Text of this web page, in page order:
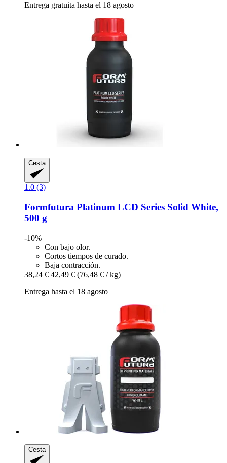
Entrega gratuita hasta el 18 agosto
Cesta
1.0 (3)
Formfutura Platinum LCD Series Solid White,
500 g
-10%
Con bajo olor.
Cortos tiempos de curado.
Baja contracción.
38,24 € 42,49 € (76,48 € / kg)
Entrega hasta el 18 agosto
Cesta